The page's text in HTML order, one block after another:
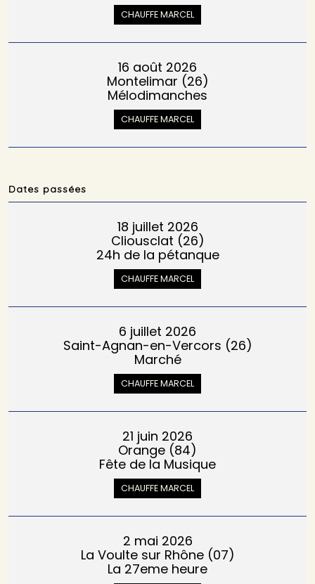
CHAUFFE MARCEL
16 août 2026
Montelimar (26)
Mélodimanches
CHAUFFE MARCEL
Dates passées
18 juillet 2026
Cliousclat (26)
24h de la pétanque
CHAUFFE MARCEL
6 juillet 2026
Saint-Agnan-en-Vercors (26)
Marché
CHAUFFE MARCEL
21 juin 2026
Orange (84)
Fête de la Musique
CHAUFFE MARCEL
2 mai 2026
La Voulte sur Rhône (07)
La 27eme heure